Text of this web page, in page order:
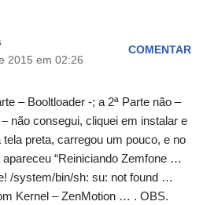
2015 em 02:26
COMENTAR
– Booltloader -; a 2ª Parte não –
não consegui, cliquei em instalar e
preta, carregou um pouco, e no
apareceu “Reiniciando Zemfone …
/system/bin/sh: su: not found …
Kernel – ZenMotion … . OBS.